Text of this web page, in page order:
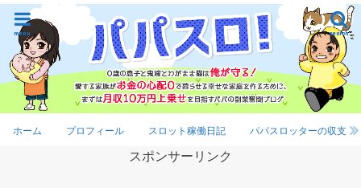
search
menu
ホーム プロフィール スロット稼働日記 パパスロッターの収支
スポンサーリンク